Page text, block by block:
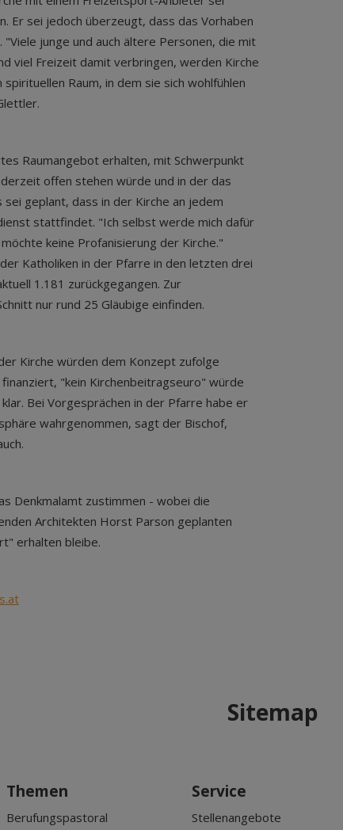
Er sei jedoch überzeugt, dass das Vorhaben
junge und auch ältere Personen, die mit
viel Freizeit damit verbringen, werden Kirche
Raum, in dem sie sich wohlfühlen
Raumangebot erhalten, mit Schwerpunkt
offen stehen würde und in der das
geplant, dass in der Kirche an jedem
stattfindet. "Ich selbst werde mich dafür
keine Profanisierung der Kirche."
Katholiken in der Pfarre in den letzten drei
1.181 zurückgegangen. Zur
nur rund 25 Gläubige einfinden.
Kirche würden dem Konzept zufolge
"kein Kirchenbeitragseuro" würde
Bei Vorgesprächen in der Pfarre habe er
wahrgenommen, sagt der Bischof,
Denkmalamt zustimmen - wobei die
Architekten Horst Parson geplanten
erhalten bleibe.
Sitemap
Themen
Berufungspastoral
Service
Stellenangebote